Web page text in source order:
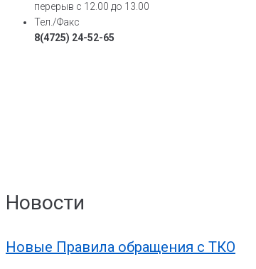
перерыв с 12.00 до 13.00
Тел./Факс
8(4725) 24-52-65
Новости
Новые Правила обращения с ТКО